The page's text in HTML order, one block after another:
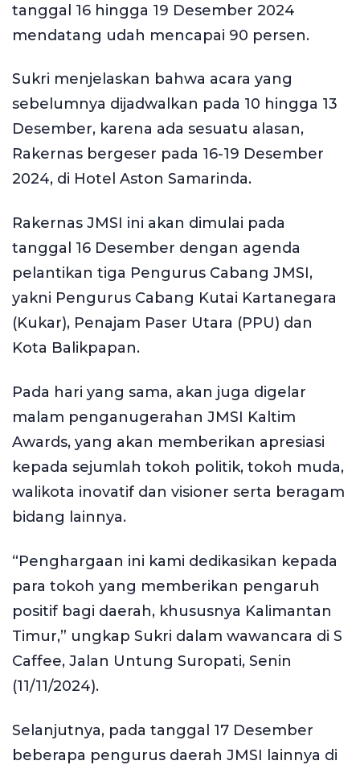
tanggal 16 hingga 19 Desember 2024
mendatang udah mencapai 90 persen.
Sukri menjelaskan bahwa acara yang
sebelumnya dijadwalkan pada 10 hingga 13
Desember, karena ada sesuatu alasan,
Rakernas bergeser pada 16-19 Desember
2024, di Hotel Aston Samarinda.
Rakernas JMSI ini akan dimulai pada
tanggal 16 Desember dengan agenda
pelantikan tiga Pengurus Cabang JMSI,
yakni Pengurus Cabang Kutai Kartanegara
(Kukar), Penajam Paser Utara (PPU) dan
Kota Balikpapan.
Pada hari yang sama, akan juga digelar
malam penganugerahan JMSI Kaltim
Awards, yang akan memberikan apresiasi
kepada sejumlah tokoh politik, tokoh muda,
walikota inovatif dan visioner serta beragam
bidang lainnya.
“Penghargaan ini kami dedikasikan kepada
para tokoh yang memberikan pengaruh
positif bagi daerah, khususnya Kalimantan
Timur,” ungkap Sukri dalam wawancara di S
Caffee, Jalan Untung Suropati, Senin
(11/11/2024).
Selanjutnya, pada tanggal 17 Desember
beberapa pengurus daerah JMSI lainnya di